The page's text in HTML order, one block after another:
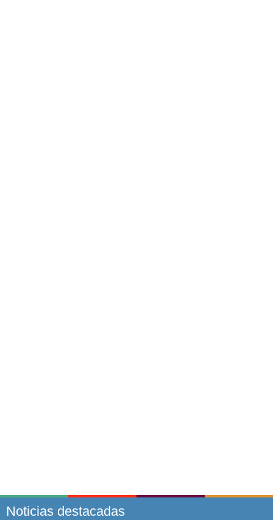
Noticias destacadas